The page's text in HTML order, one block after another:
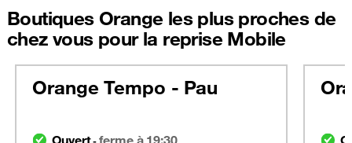
Boutiques Orange les plus proches de
chez vous pour la reprise Mobile
Orange Tempo - Pau
Ouvert-ferme à 19:30